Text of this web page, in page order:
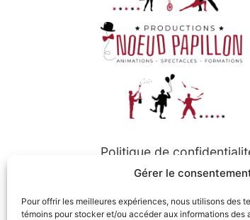
Gérer le
Pour offrir les meilleures expériences, nous utilisons des
témoins pour stocker et/ou accéder aux informations des
Politique de